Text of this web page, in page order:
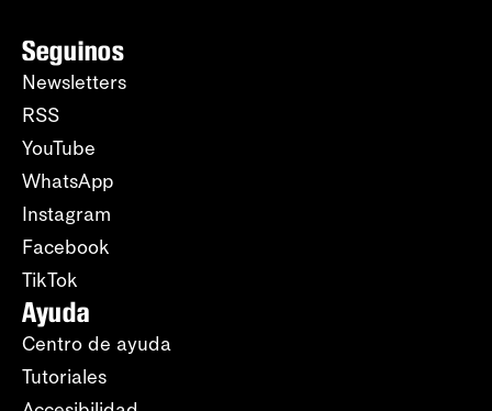
Seguinos
Newsletters
RSS
YouTube
WhatsApp
Instagram
Facebook
TikTok
Ayuda
Centro de ayuda
Tutoriales